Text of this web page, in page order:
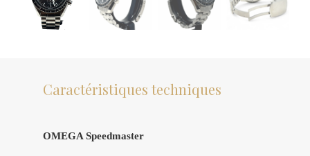
Caractéristiques techniques
OMEGA Speedmaster